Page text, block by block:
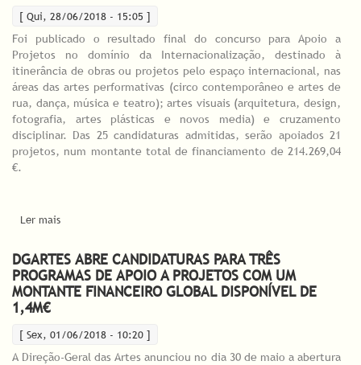
[ Qui, 28/06/2018 - 15:05 ]
Foi publicado o resultado final do concurso para Apoio a
Projetos no domínio da Internacionalização, destinado à
itinerância de obras ou projetos pelo espaço internacional, nas
áreas das artes performativas (circo contemporâneo e artes de
rua, dança, música e teatro); artes visuais (arquitetura, design,
fotografia, artes plásticas e novos media) e cruzamento
disciplinar. Das 25 candidaturas admitidas, serão apoiados 21
projetos, num montante total de financiamento de 214.269,04
€.
Ler mais
DGARTES ABRE CANDIDATURAS PARA TRÊS
PROGRAMAS DE APOIO A PROJETOS COM UM
MONTANTE FINANCEIRO GLOBAL DISPONÍVEL DE
1,4M€
[ Sex, 01/06/2018 - 10:20 ]
A Direção-Geral das Artes anunciou no dia 30 de maio a abertura